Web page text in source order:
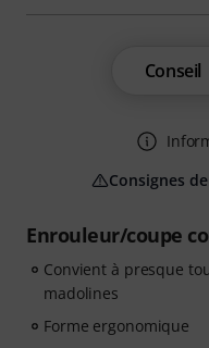
Enrouleur/coupe
Convient à presque
madolines
Forme ergonomique
Conseil
Consignes